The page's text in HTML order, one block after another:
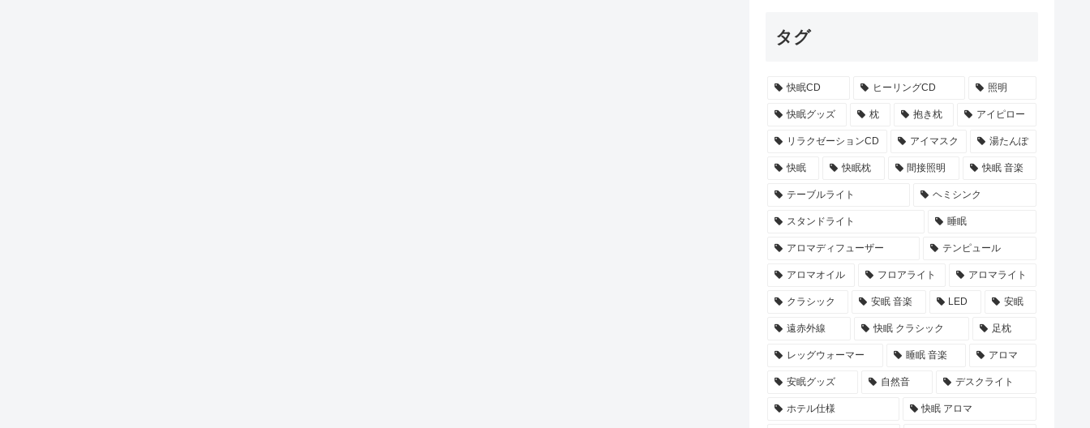
タグ
快眠CD ヒーリングCD 照明
快眠グッズ 枕 抱き枕 アイピロー
リラクゼーションCD アイマスク 湯たんぽ
快眠 快眠枕 間接照明 快眠 音楽
テーブルライト ヘミシンク
スタンドライト 睡眠
アロマディフューザー テンピュール
アロマオイル フロアライト アロマライト
クラシック 安眠 音楽 LED 安眠
遠赤外線 快眠 クラシック 足枕
レッグウォーマー 睡眠 音楽 アロマ
安眠グッズ 自然音 デスクライト
ホテル仕様 快眠 アロマ